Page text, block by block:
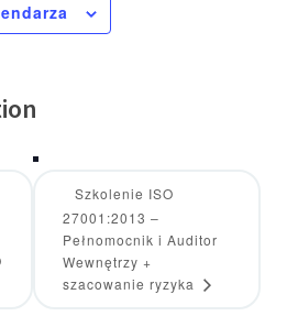
Szkolenie ISO
27001:2013 –
Pełnomocnik i Auditor
Wewnętrzy +
szacowanie ryzyka